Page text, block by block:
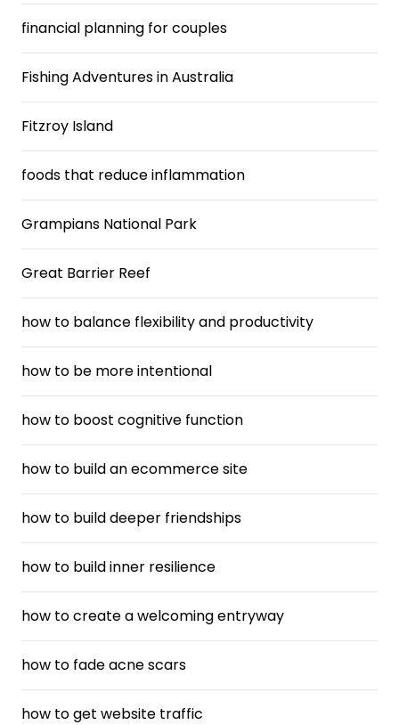
financial planning for couples
Fishing Adventures in Australia
Fitzroy Island
foods that reduce inflammation
Grampians National Park
Great Barrier Reef
how to balance flexibility and productivity
how to be more intentional
how to boost cognitive function
how to build an ecommerce site
how to build deeper friendships
how to build inner resilience
how to create a welcoming entryway
how to fade acne scars
how to get website traffic